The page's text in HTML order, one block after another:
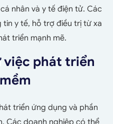
nhân và y tế điện tử. Các
y tế, hỗ trợ điều trị từ xa
triển mạnh mẽ.
việc phát triển
triển ứng dụng và phần
Các doanh nghiệp có thể